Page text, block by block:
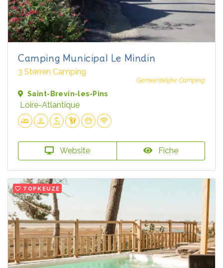
Camping Municipal Le Mindin
3 Sterren Camping
Gemeentelijke Camping
Saint-Brevin-les-Pins
Loire-Atlantique
Website Fiche
TOPKEUZE